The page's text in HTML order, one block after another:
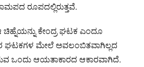
ರೂಪದಲ್ಲಿರುತ್ತವೆ.
ಕೇಂದ್ರ ಘಟಕ ಎಂದೂ
ಘಟಕಗಳ ಮೇಲೆ ಅವಲಂಬಿತವಾಗಿಲ್ಲದ
ಒಂದು ಆಯತಾಕಾರದ ಆಕಾರವಾಗಿದೆ.